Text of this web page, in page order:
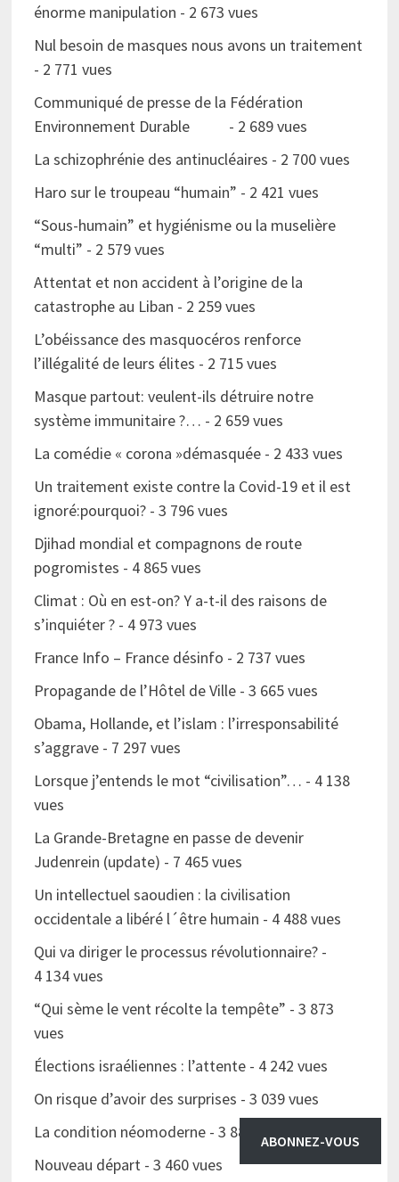
énorme manipulation - 2 673 vues
Nul besoin de masques nous avons un traitement
- 2 771 vues
Communiqué de presse de la Fédération
Environnement Durable
- 2 689 vues
La schizophrénie des antinucléaires - 2 700 vues
Haro sur le troupeau “humain” - 2 421 vues
“Sous-humain” et hygiénisme ou la muselière
“multi” - 2 579 vues
Attentat et non accident à l’origine de la
catastrophe au Liban - 2 259 vues
L’obéissance des masquocéros renforce
l’illégalité de leurs élites - 2 715 vues
Masque partout: veulent-ils détruire notre
système immunitaire ?… - 2 659 vues
La comédie « corona »démasquée- 2 433 vues
Un traitement existe contre la Covid-19 et il est
ignoré:pourquoi?- 3 796 vues
Djihad mondial et compagnons de route
pogromistes - 4 865 vues
Climat : Où en est-on? Y a-t-il des raisons de
s’inquiéter ?- 4 973 vues
France Info – France désinfo - 2 737 vues
Propagande de l’Hôtel de Ville- 3 665 vues
Obama, Hollande, et l’islam : l’irresponsabilité
s’aggrave- 7 297 vues
Lorsque j’entends le mot “civilisation”… - 4 138
vues
La Grande-Bretagne en passe de devenir
Judenrein (update) - 7 465 vues
Un intellectuel saoudien : la civilisation
occidentale a libéré l´être humain - 4 488 vues
Qui va diriger le processus révolutionnaire?-
4 134 vues
“Qui sème le vent récolte la tempête” - 3 873
vues
Élections israéliennes : l’attente- 4 242 vues
On risque d’avoir des surprises - 3 039 vues
La condition néomoderne- 3 880 vues
Nouveau départ- 3 460 vues
ABONNEZ-VOUS